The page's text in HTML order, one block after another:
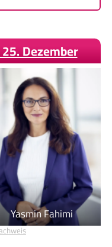
Dezember
Yasmin Fahimi